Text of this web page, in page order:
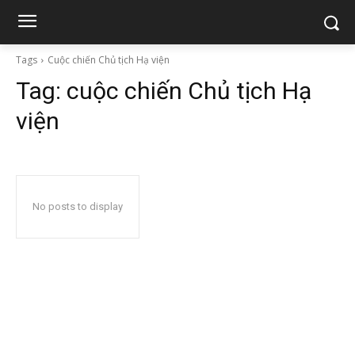
Tags Cuộc chiến Chủ tịch Hạ viện
Tag: cuộc chiến Chủ tịch Hạ
viện
No posts to display